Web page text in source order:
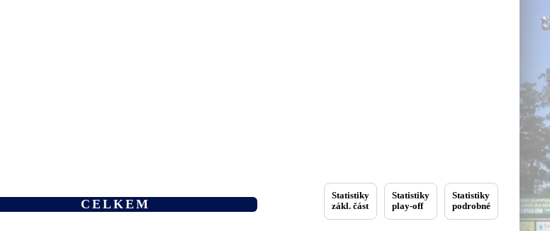
Statistiky
podrobné
Statistiky
play-off
Statistiky
zákl. část
CELKEM